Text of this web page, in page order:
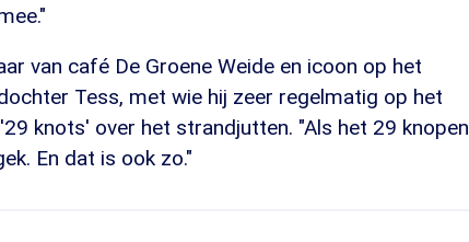
van café De Groene Weide en icoon op het
Tess, met wie hij zeer regelmatig op het
knots' over het strandjutten. "Als het 29 knopen
En dat is ook zo."